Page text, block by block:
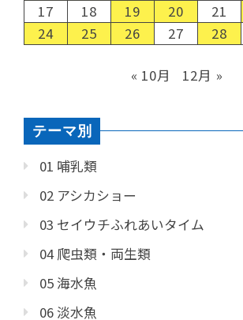
17
18 19 20 21
24
25 26 27 28
« 10月 12月 »
テーマ別
01 哺乳類
02 アシカショー
03 セイウチふれあいタイム
04 爬虫類・両生類
05 海水魚
06 淡水魚